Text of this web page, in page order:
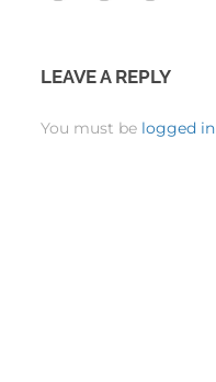
LEAVE A REPLY
You must be logged in